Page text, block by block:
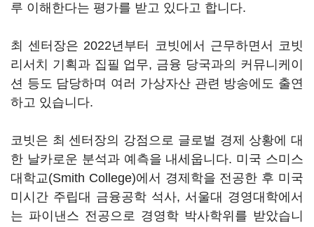
루 이해한다는 평가를 받고 있다고 합니다.
최 센터장은 2022년부터 코빗에서 근무하면서 코빗
리서치 기획과 집필 업무, 금융 당국과의 커뮤니케이
션 등도 담당하며 여러 가상자산 관련 방송에도 출연
하고 있습니다.
코빗은 최 센터장의 강점으로 글로벌 경제 상황에 대
한 날카로운 분석과 예측을 내세웁니다. 미국 스미스
대학교(Smith College)에서 경제학을 전공한 후 미국
미시간 주립대 금융공학 석사, 서울대 경영대학에서
는 파이낸스 전공으로 경영학 박사학위를 받았습니